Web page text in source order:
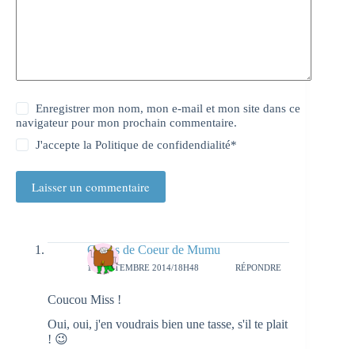
Enregistrer mon nom, mon e-mail et mon site dans ce
navigateur pour mon prochain commentaire.
J'accepte laPolitique de confidendialité*
Laisser un commentaire
Coups de Coeur de Mumu
11 SEPTEMBRE 2014/18H48 RÉPONDRE
Coucou Miss !
Oui, oui, j'en voudrais bien une tasse, s'il te plait
! 😉